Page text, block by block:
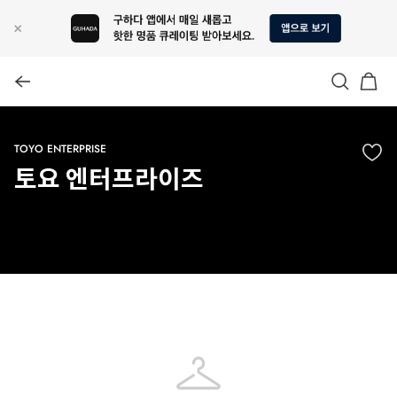
TOYO ENTERPRISE
토요 엔터프라이즈